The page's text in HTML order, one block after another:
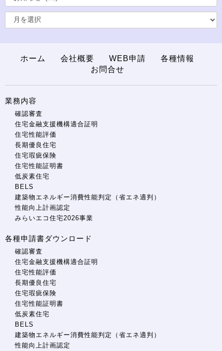
ホーム 会社概要 WEB申請
各種情報
お問合せ
業務内容
確認審査
住宅金融支援機構適合証明
住宅性能評価
長期優良住宅
住宅瑕疵保険
住宅性能証明書
低炭素住宅
BELS
建築物エネルギー消費性能判定（省エネ適判）
性能向上計画認定
みらいエコ住宅2026事業
各種申請書ダウンロード
確認審査
住宅金融支援機構適合証明
住宅性能評価
長期優良住宅
住宅瑕疵保険
住宅性能証明書
低炭素住宅
BELS
建築物エネルギー消費性能判定（省エネ適判）
性能向上計画認定